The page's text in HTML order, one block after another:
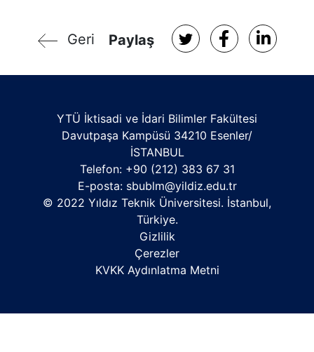
Geri Paylaş
YTÜ İktisadi ve İdari Bilimler Fakültesi
Davutpaşa Kampüsü 34210 Esenler/
İSTANBUL
Telefon: +90 (212) 383 67 31
E-posta: sbublm@yildiz.edu.tr
© 2022 Yıldız Teknik Üniversitesi. İstanbul,
Türkiye.
Gizlilik
Çerezler
KVKK Aydınlatma Metni